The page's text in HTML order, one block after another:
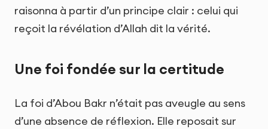
raisonna à partir d’un principe clair : celui qui
reçoit la révélation d’Allah dit la vérité.
Une foi fondée sur la certitude
La foi d’Abou Bakr n’était pas aveugle au sens
d’une absence de réflexion. Elle reposait sur